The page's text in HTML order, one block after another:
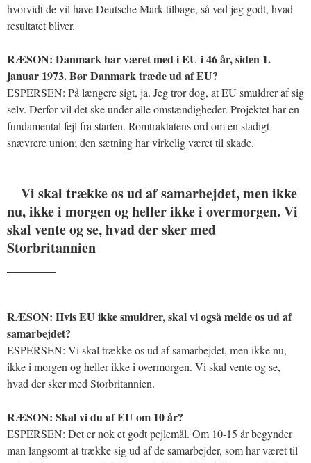
hvorvidt de vil have Deutsche Mark tilbage, så ved jeg godt, hvad
resultatet bliver.
RÆSON: Danmark har været med i EU i 46 år, siden 1.
januar 1973. Bør Danmark træde ud af EU?
ESPERSEN: På længere sigt, ja. Jeg tror dog, at EU smuldrer af sig
selv. Derfor vil det ske under alle omstændigheder. Projektet har en
fundamental fejl fra starten. Romtraktatens ord om en stadigt
snævrere union; den sætning har virkelig været til skade.
Vi skal trække os ud af samarbejdet, men ikke
nu, ikke i morgen og heller ikke i overmorgen. Vi
skal vente og se, hvad der sker med
Storbritannien
RÆSON: Hvis EU ikke smuldrer, skal vi også melde os ud af
samarbejdet?
ESPERSEN: Vi skal trække os ud af samarbejdet, men ikke nu,
ikke i morgen og heller ikke i overmorgen. Vi skal vente og se,
hvad der sker med Storbritannien.
RÆSON: Skal vi du af EU om 10 år?
ESPERSEN: Det er nok et godt pejlemål. Om 10-15 år begynder
man langsomt at trække sig ud af de samarbejder, som har været til